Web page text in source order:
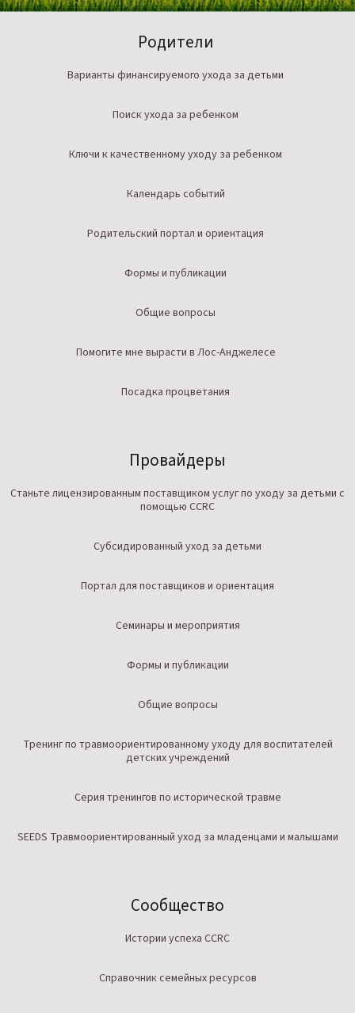
Родители
Варианты финансируемого ухода за детьми
Поиск ухода за ребенком
Ключи к качественному уходу за ребенком
Календарь событий
Родительский портал и ориентация
Формы и публикации
Общие вопросы
Помогите мне вырасти в Лос-Анджелесе
Посадка процветания
Провайдеры
Станьте лицензированным поставщиком услуг по уходу за детьми с
помощью CCRC
Субсидированный уход за детьми
Портал для поставщиков и ориентация
Семинары и мероприятия
Формы и публикации
Общие вопросы
Тренинг по травмоориентированному уходу для воспитателей
детских учреждений
Серия тренингов по исторической травме
SEEDS Травмоориентированный уход за младенцами и малышами
Сообщество
Истории успеха CCRC
Справочник семейных ресурсов